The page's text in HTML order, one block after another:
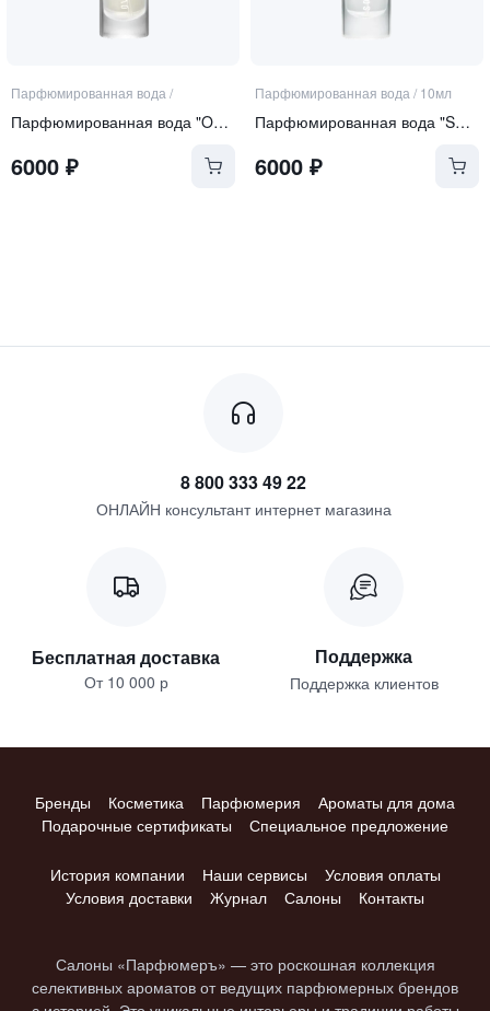
Парфюмированная вода /
Парфюмированная вода "Over the Moon"
6000 ₽
Парфюмированная вода / 10мл
Парфюмированная вода "Sophistication"
6000₽
8 800 333 49 22
ОНЛАЙН консультант интернет магазина
Бесплатная доставка
От 10 000 р
Поддержка
Поддержка клиентов
Бренды Косметика Парфюмерия
Ароматы для дома
Подарочные сертификаты
Специальное предложение
История компании Наши сервисы
Условия оплаты
Условия доставки
Журнал Салоны Контакты
Салоны «Парфюмеръ» — это роскошная коллекция
селективных ароматов от ведущих парфюмерных брендов